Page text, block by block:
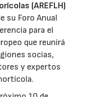
(AREFLH)
su Foro Anual
para el
que reunirá
socias,
y expertos